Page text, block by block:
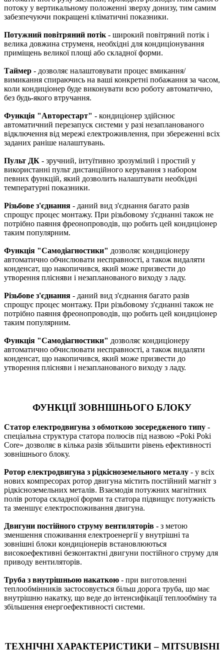
потоку у вертикальному положенні зверху донизу, тим самим
забезпечуючи покращені кліматичні показники.
Потужний повітряний потік- широкий повітряний потік і
велика довжина струменя, необхідні для кондиціонування
приміщень великої площі або складної форми.
Таймер - дозволяє налаштовувати процес вмикання/
вимикання спираючись на ваші конкретні побажання за часом,
коли кондиціонер буде виконувати всю роботу автоматично,
без будь-якого втручання.
Функція "Авторестарт" - кондиціонер здійснює
автоматичний перезапуск системи у разі незапланованого
відключення від мережі електроживлення, при збереженні всіх
заданих раніше налаштувань.
Пульт ДК - зручний, інтуїтивно зрозумілий і простий у
використанні пульт дистанційного керування з набором
певних функцій, який дозволить налаштувати необхідні
температурні показники.
Різьбове з'єднання - даний вид з'єднання багато разів
спрощує процес монтажу. При різьбовому з'єднанні також не
потрібно паяння фреонопроводів, що робить цей кондиціонер
таким популярним.
Функція "Самодіагностики" дозволяє кондиціонеру
автоматично обчислювати несправності, а також видаляти
конденсат, що накопичився, який може призвести до
утворення плісняви і незапланованого виходу з ладу.
Різьбове з'єднання - даний вид з'єднання багато разів
спрощує процес монтажу. При різьбовому з'єднанні також не
потрібно паяння фреонопроводів, що робить цей кондиціонер
таким популярним.
Функція "Самодіагностики" дозволяє кондиціонеру
автоматично обчислювати несправності, а також видаляти
конденсат, що накопичився, який може призвести до
утворення плісняви і незапланованого виходу з ладу.
ФУНКЦІЇ ЗОВНІШНЬОГО БЛОКУ
Статор електродвигуна з обмоткою зосередженого типу -
спеціальна структура статора полюсів під назвою «Poki Poki
Core» дозволяє в кілька разів збільшити рівень ефективності
зовнішнього блоку.
Ротор електродвигуна з рідкісноземельного металу - у всіх
нових компресорах ротор двигуна містить постійний магніт з
рідкісноземельних металів. Взаємодія потужних магнітних
полів ротора складної форми та статора підвищує потужність
та зменшує електроспоживання двигуна.
Двигуни постійного струму вентиляторів - з метою
зменшення споживання електроенергії у внутрішні та
зовнішні блоки кондиціонерів встановлюються
високоефективні безконтактні двигуни постійного струму для
приводу вентиляторів.
Труба з внутрішньою накаткою - при виготовленні
теплообмінників застосовується більш дорога труба, що має
внутрішню накатку, що веде до інтенсифікації теплообміну та
збільшення енергоефективності системи.
ТЕХНІЧНІ ХАРАКТЕРИСТИКИ – MITSUBISHI